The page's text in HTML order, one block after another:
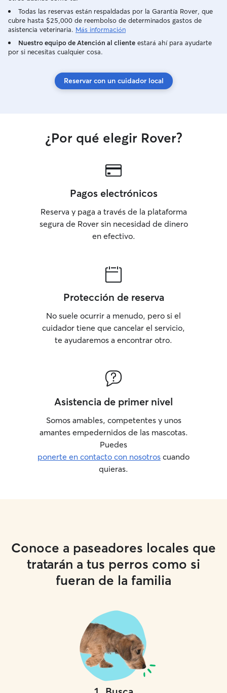
Todas las reservas están respaldadas por la Garantía Rover, que
cubre hasta $25,000 de reembolso de determinados gastos de
asistencia veterinaria. Más información
Nuestro equipo de Atención al cliente estará ahí para ayudarte
por si necesitas cualquier cosa.
Reservar con un cuidador local
¿Por qué elegir Rover?
Pagos electrónicos
Reserva y paga a través de la plataforma
segura de Rover sin necesidad de dinero
en efectivo.
Protección de reserva
No suele ocurrir a menudo, pero si el
cuidador tiene que cancelar el servicio,
te ayudaremos a encontrar otro.
Asistencia de primer nivel
Somos amables, competentes y unos
amantes empedernidos de las mascotas.
Puedes
ponerte en contacto con nosotros cuando
quieras.
Conoce a paseadores locales que
tratarán a tus perros como si
fueran de la familia